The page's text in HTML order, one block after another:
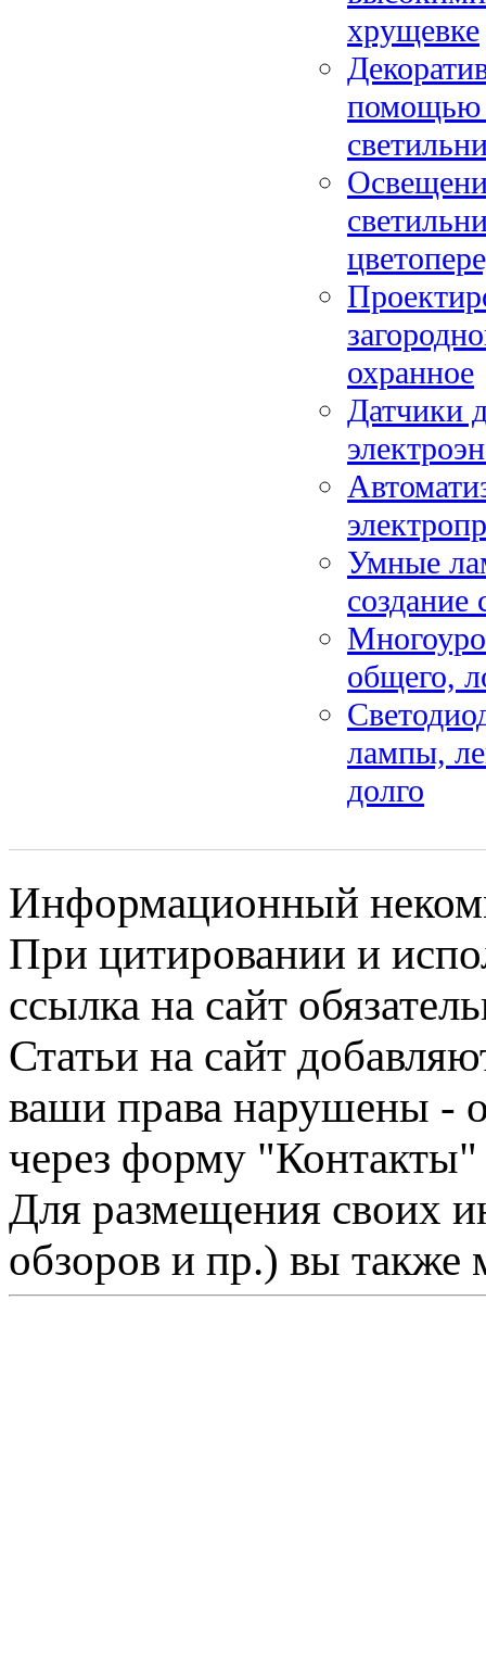
хрущевке
помощью
охранное
Датчики
Умные
создание
общего,
лампы,
долго
Информационный
При цитировании и
ссылка на сайт
Статьи на сайт
ваши права нарушены -
через форму "Контакты"
Для размещения своих
обзоров и пр.) вы также